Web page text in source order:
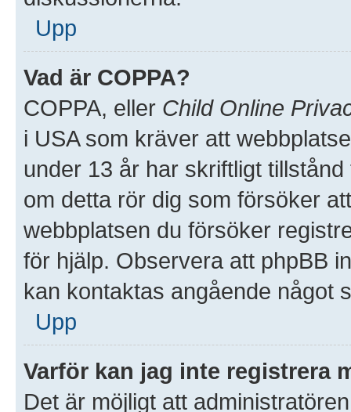
Upp
Vad är COPPA?
COPPA, eller Child Online
i USA som kräver att
under 13 år har skriftligt
om detta rör dig som försöker
webbplatsen du försöker
för hjälp. Observera att phpBB
kan kontaktas angående något
Upp
Varför kan jag inte registrera
Det är möjligt att